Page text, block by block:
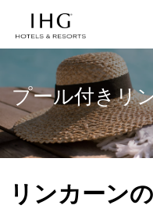
プール付きリ
リンカーン